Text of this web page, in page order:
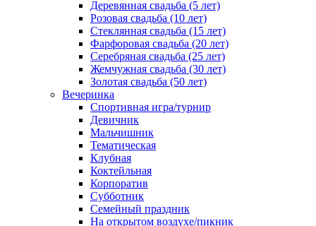
Деревянная свадьба (5 лет)
Розовая свадьба (10 лет)
Стеклянная свадьба (15 лет)
Фарфоровая свадьба (20 лет)
Серебряная свадьба (25 лет)
Жемчужная свадьба (30 лет)
Золотая свадьба (50 лет)
Вечеринка
Спортивная игра/турнир
Девичник
Мальчишник
Тематическая
Клубная
Коктейльная
Корпоратив
Субботник
Семейный праздник
На открытом воздухе/пикник